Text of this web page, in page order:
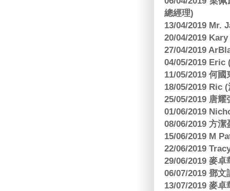
總經理)
13/04/2019 Mr.
20/04/2019
27/04/2019
04/05/2019 Eric
11/05/2019 何
18/05/2019 Ric
25/05/2019 唐
01/06/2019
08/06/2019 方
15/06/2019 M
22/06/2019
29/06/2019 麥
06/07/2019 鄧
13/07/2019 麥